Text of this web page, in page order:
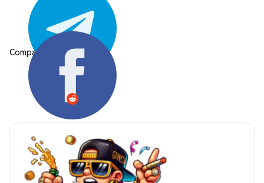
Compartilhar: